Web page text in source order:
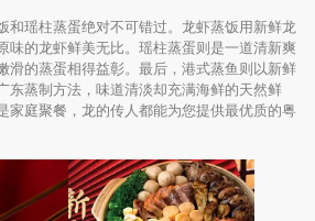
和瑶柱蒸蛋绝对不可错过。龙虾蒸饭用新鲜龙
味的龙虾鲜美无比。瑶柱蒸蛋则是一道清新爽
滑的蒸蛋相得益彰。最后，港式蒸鱼则以新鲜
东蒸制方法，味道清淡却充满海鲜的天然鲜
家庭聚餐，龙的传人都能为您提供最优质的粤